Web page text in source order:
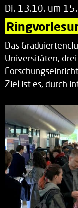
Di. 13.10. um
Das
Universitäten, drei
Ziel ist es, durch